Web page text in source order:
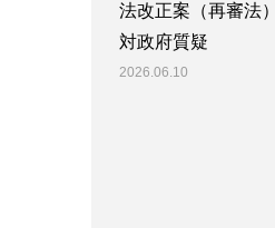
法改正案（再審法
対政府質疑
2026.06.10